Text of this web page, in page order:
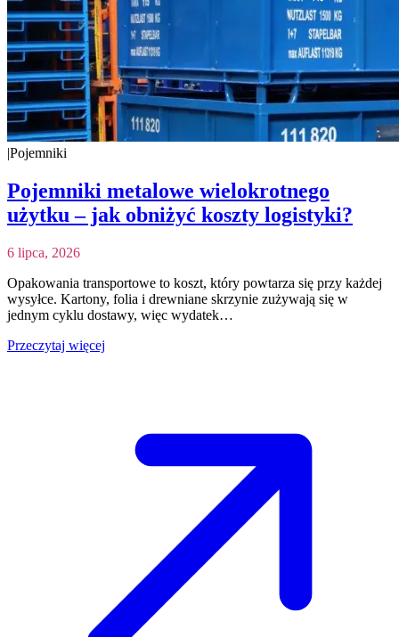
|Pojemniki
Pojemniki metalowe wielokrotnego
użytku – jak obniżyć koszty logistyki?
6 lipca, 2026
Opakowania transportowe to koszt, który powtarza się przy każdej
wysyłce. Kartony, folia i drewniane skrzynie zużywają się w
jednym cyklu dostawy, więc wydatek…
Przeczytaj więcej